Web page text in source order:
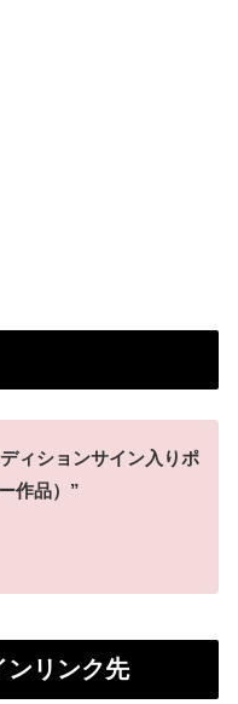
ィションサイン入りポ
作品）”
ンリンク先